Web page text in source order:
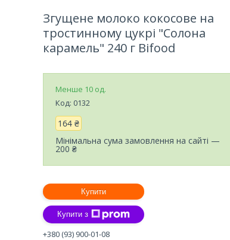
Згущене молоко кокосове на
тростинному цукрі "Солона
карамель" 240 г Bifood
Менше 10 од.
Код: 0132
164 ₴
Мінімальна сума замовлення на сайті —
200 ₴
Купити
Купити з
+380 (93) 900-01-08